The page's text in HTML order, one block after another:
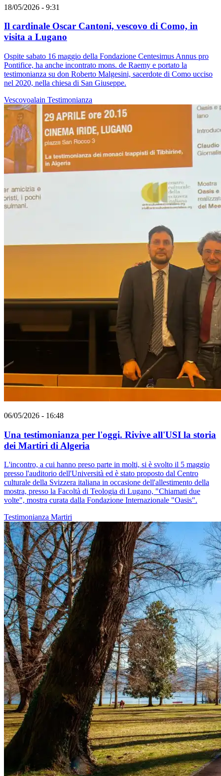
18/05/2026 - 9:31
Il cardinale Oscar Cantoni, vescovo di Como, in
visita a Lugano
Ospite sabato 16 maggio della Fondazione Centesimus Annus pro
Pontifice, ha anche incontrato mons. de Raemy e portato la
testimonianza su don Roberto Malgesini, sacerdote di Como ucciso
nel 2020, nella chiesa di San Giuseppe.
Vescovoalain Testimonianza
06/05/2026 - 16:48
Una testimonianza per l'oggi. Rivive all'USI la storia
dei Martiri di Algeria
L'incontro, a cui hanno preso parte in molti, si è svolto il 5 maggio
presso l'auditorio dell'Università ed è stato proposto dal Centro
culturale della Svizzera italiana in occasione dell'allestimento della
mostra, presso la Facoltà di Teologia di Lugano, "Chiamati due
volte", mostra curata dalla Fondazione Internazionale "Oasis".
Testimonianza Martiri